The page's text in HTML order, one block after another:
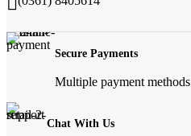
Secure Payments
Multiple payment methods
Chat With Us